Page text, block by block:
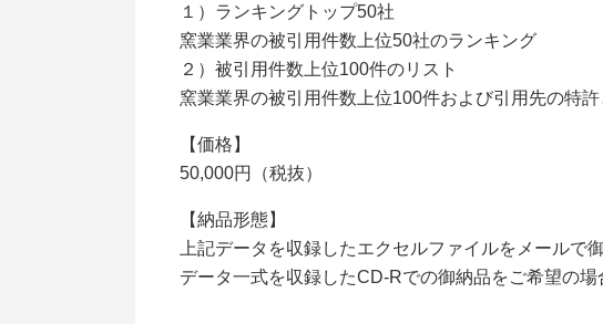
１）ランキングトップ50社
窯業業界の被引用件数上位50社のランキング
２）被引用件数上位100件のリスト
窯業業界の被引用件数上位100件および引用先の特
【価格】
50,000円（税抜）
【納品形態】
上記データを収録したエクセルファイルをメールで御
データ一式を収録したCD-Rでの御納品をご希望の場